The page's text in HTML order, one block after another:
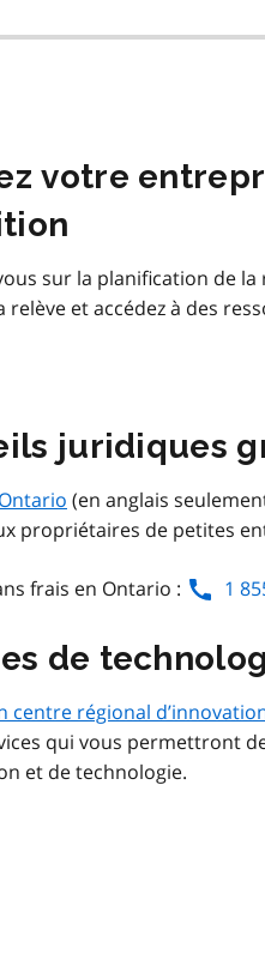
votre
sur la planification de
relève et accédez à des
juridiques
(en anglais
propriétaires de petites
frais en Ontario : 1
de
centre régional
qui vous permettront
et de technologie.